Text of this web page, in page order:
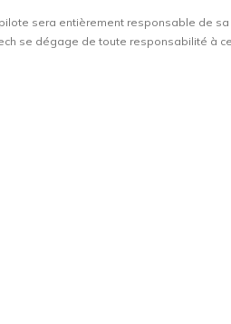
sera entièrement responsable de
se dégage de toute responsabilité à